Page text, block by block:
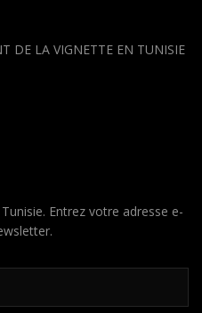
DE LA VIGNETTE EN TUNISIE
Entrez votre adresse e-